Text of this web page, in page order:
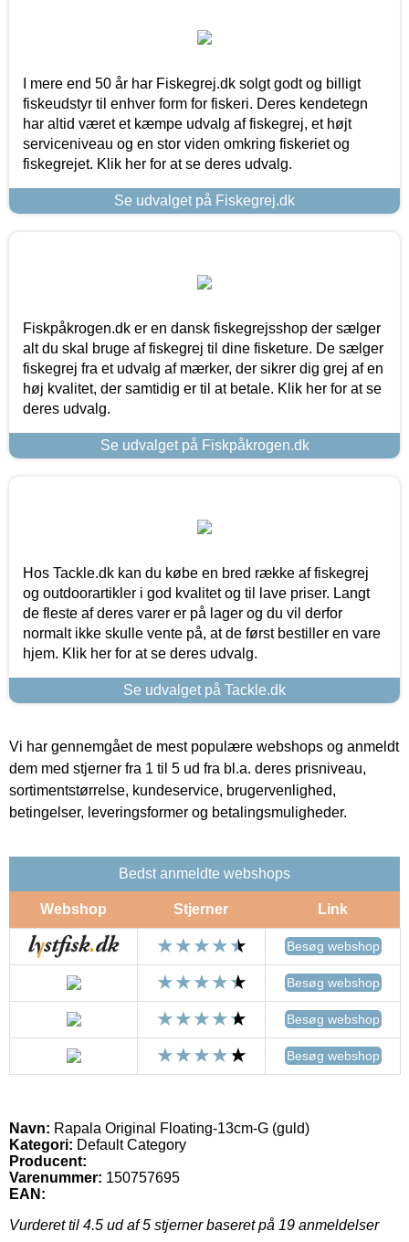
I mere end 50 år har Fiskegrej.dk solgt godt og billigt
fiskeudstyr til enhver form for fiskeri. Deres kendetegn
har altid været et kæmpe udvalg af fiskegrej, et højt
serviceniveau og en stor viden omkring fiskeriet og
fiskegrejet. Klik her for at se deres udvalg.
Se udvalget på Fiskegrej.dk
Fiskpåkrogen.dk er en dansk fiskegrejsshop der sælger
alt du skal bruge af fiskegrej til dine fisketure. De sælger
fiskegrej fra et udvalg af mærker, der sikrer dig grej af en
høj kvalitet, der samtidig er til at betale. Klik her for at se
deres udvalg.
Se udvalget på Fiskpåkrogen.dk
Hos Tackle.dk kan du købe en bred række af fiskegrej
og outdoorartikler i god kvalitet og til lave priser. Langt
de fleste af deres varer er på lager og du vil derfor
normalt ikke skulle vente på, at de først bestiller en vare
hjem. Klik her for at se deres udvalg.
Se udvalget på Tackle.dk
Vi har gennemgået de mest populære webshops og anmeldt
dem med stjerner fra 1 til 5 ud fra bl.a. deres prisniveau,
sortimentstørrelse, kundeservice, brugervenlighed,
betingelser, leveringsformer og betalingsmuligheder.
Bedst anmeldte webshops
Webshop Stjerner Link
Besøg webshop
Besøg webshop
Besøg webshop
Besøg webshop
Navn: Rapala Original Floating-13cm-G (guld)
Kategori: Default Category
Producent:
Varenummer: 150757695
EAN:
Vurderet til 4.5 ud af 5 stjerner baseret på 19 anmeldelser